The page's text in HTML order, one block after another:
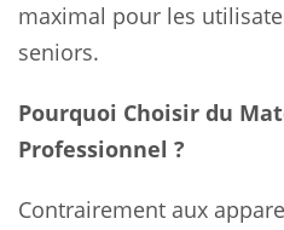
maximal pour les
seniors.
Pourquoi Choisir du
Professionnel ?
Contrairement aux